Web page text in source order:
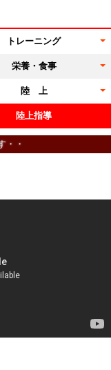
トレーニング
栄養・食事
陸 上
陸上指導
・・